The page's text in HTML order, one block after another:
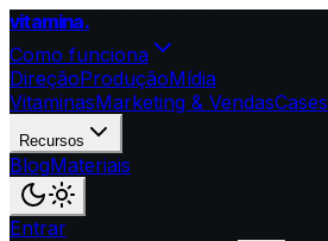
vitamina.
Como funciona
DireçãoProduçãoMídia
VitaminasMarketing & VendasCases
Recursos
BlogMateriais
Entrar